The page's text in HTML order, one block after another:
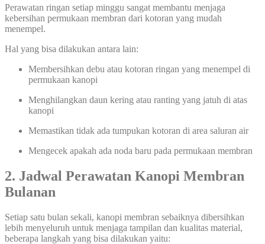
Perawatan ringan setiap minggu sangat membantu menjaga
kebersihan permukaan membran dari kotoran yang mudah
menempel.
Hal yang bisa dilakukan antara lain:
Membersihkan debu atau kotoran ringan yang menempel di
permukaan kanopi
Menghilangkan daun kering atau ranting yang jatuh di atas
kanopi
Memastikan tidak ada tumpukan kotoran di area saluran air
Mengecek apakah ada noda baru pada permukaan membran
2. Jadwal Perawatan Kanopi Membran
Bulanan
Setiap satu bulan sekali, kanopi membran sebaiknya dibersihkan
lebih menyeluruh untuk menjaga tampilan dan kualitas material,
beberapa langkah yang bisa dilakukan yaitu: